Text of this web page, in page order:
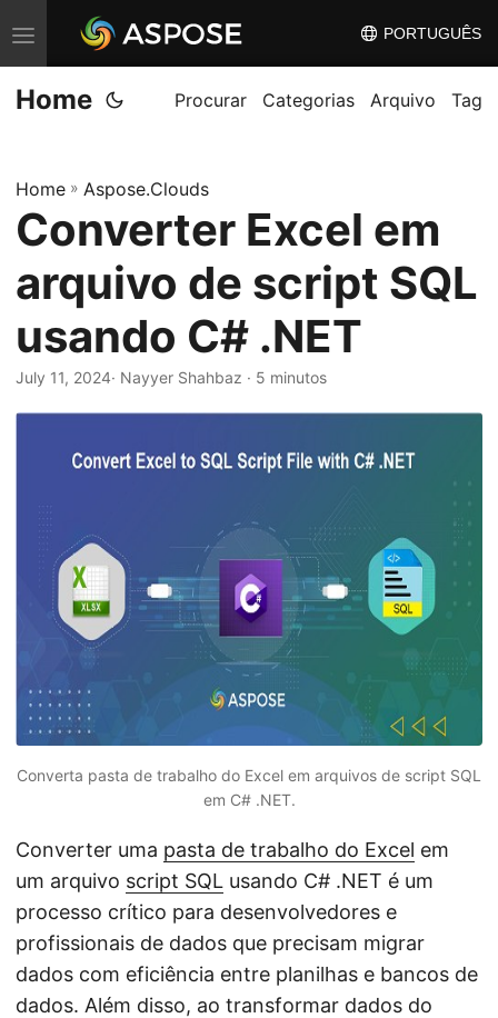
A
l
t
n
a
n
v
e
g
PORTUGUÊS
Home Procurar Categorias Arquivo Tag
Home » Aspose.Clouds
Converter Excel em
arquivo de script SQL
usando C# .NET
July 11, 2024· Nayyer Shahbaz · 5 minutos
Converta pasta de trabalho do Excel em arquivos de script SQL
em C# .NET.
Converter uma pasta de trabalho do Excel em
um arquivo script SQL usando C# .NET é um
processo crítico para desenvolvedores e
profissionais de dados que precisam migrar
dados com eficiência entre planilhas e bancos de
dados. Além disso, ao transformar dados do